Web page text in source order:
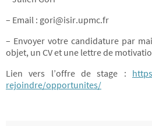
– Email : gori@isir.upmc.fr
– Envoyer votre candidature par
objet, un CV et une lettre de
Lien vers l’offre de stage :
rejoindre/opportunites/